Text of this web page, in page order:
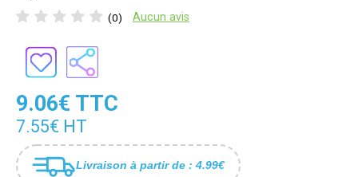
(0) Aucun avis
9.06€ TTC
7.55€ HT
Livraison à partir de : 4.99€